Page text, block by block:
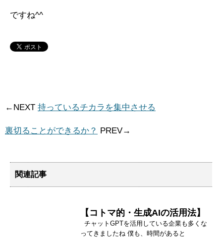
ですね^^
←NEXT 持っているチカラを集中させる
裏切ることができるか？ PREV→
関連記事
【コトマ的・生成AIの活用法】
チャットGPTを活用している企業も多くな
ってきましたね 僕も、時間があると